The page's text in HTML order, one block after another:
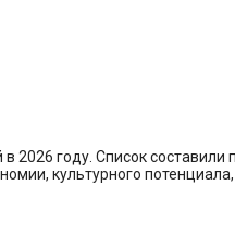
году. Список составили
культурного